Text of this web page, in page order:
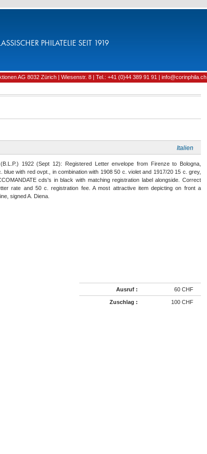
PHILATELIE SEIT 1919
AG 8032 Zürich | Wiesenstr. 8 | Tel.: +41 (0)44 389 91 91 | info@corinphila.ch
Italien
1922 (Sept 12): Registered Letter envelope from Firenze to Bologna,
blue with red ovpt., in combination with 1908 50 c. violet and 1917/20 15 c. grey,
cds's in black with matching registration label alongside. Correct
rate and 50 c. registration fee. A most attractive item depicting on front a
signed A. Diena.
Ausruf : 60 CHF
Zuschlag : 100 CHF